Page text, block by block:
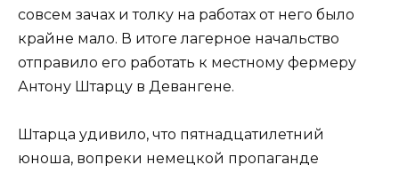
совсем зачах и толку на работах от него было
крайне мало. В итоге лагерное начальство
отправило его работать к местному фермеру
Антону Штарцу в Девангене.
Штарца удивило, что пятнадцатилетний
юноша, вопреки немецкой пропаганде